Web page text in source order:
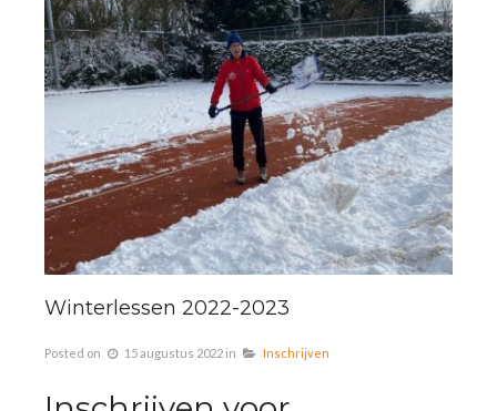
Winterlessen 2022-2023
Posted on 15 augustus 2022 in Inschrijven